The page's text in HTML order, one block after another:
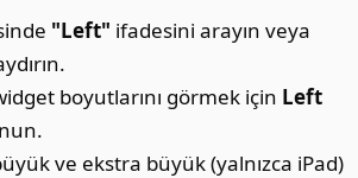
"Left" ifadesini arayın veya
boyutlarını görmek için Left
ve ekstra büyük (yalnızca iPad)